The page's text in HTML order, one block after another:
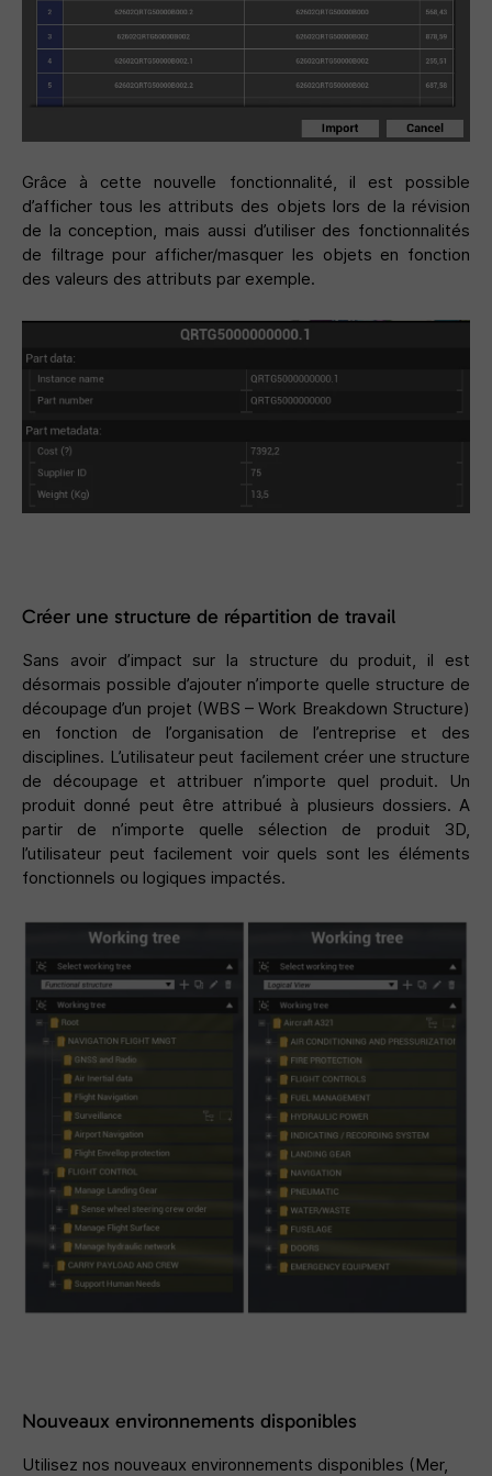
Grâce à cette nouvelle fonctionnalité, il est possible
d’afficher tous les attributs des objets lors de la révision
de la conception, mais aussi d’utiliser des fonctionnalités
de filtrage pour afficher/masquer les objets en fonction
des valeurs des attributs par exemple.
Créer une structure de répartition de travail
Sans avoir d’impact sur la structure du produit, il est
désormais possible d’ajouter n’importe quelle structure de
découpage d’un projet (WBS – Work Breakdown Structure)
en fonction de l’organisation de l’entreprise et des
disciplines. L’utilisateur peut facilement créer une structure
de découpage et attribuer n’importe quel produit. Un
produit donné peut être attribué à plusieurs dossiers. A
partir de n’importe quelle sélection de produit 3D,
l’utilisateur peut facilement voir quels sont les éléments
fonctionnels ou logiques impactés.
Nouveaux environnements disponibles
Utilisez nos nouveaux environnements disponibles (Mer,